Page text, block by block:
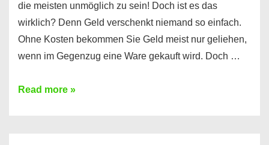
die meisten unmöglich zu sein! Doch ist es das
wirklich? Denn Geld verschenkt niemand so einfach.
Ohne Kosten bekommen Sie Geld meist nur geliehen,
wenn im Gegenzug eine Ware gekauft wird. Doch …
Einen
Read more »